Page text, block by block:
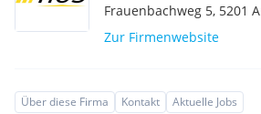
Frauenbachweg 5, 5201
Zur Firmenwebsite
Über diese Firma Kontakt Aktuelle Jobs